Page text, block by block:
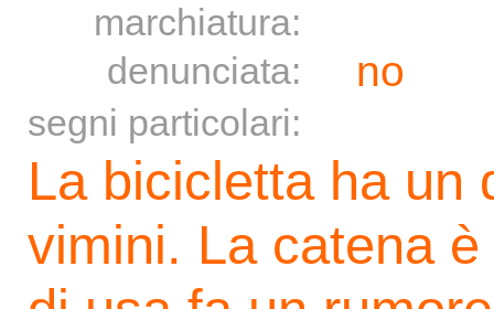
marchiatura:
denunciata:
no
segni particolari:
La bicicletta ha un
vimini. La catena